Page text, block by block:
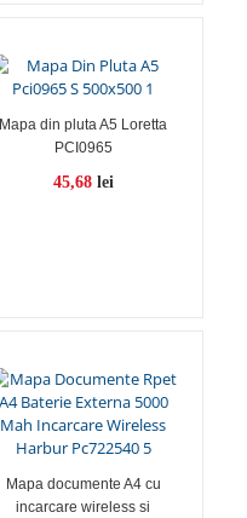
Mapa din pluta A5 Loretta
PCI0965
45,68 lei
Mapa documente A4 cu
incarcare wireless si